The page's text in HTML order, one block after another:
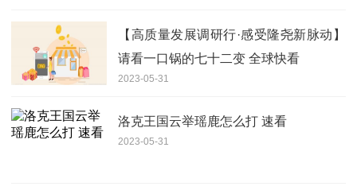
【高质量发展调研行·感受隆尧新脉动】
请看一口锅的七十二变 全球快看
2023-05-31
洛克王国云举瑶鹿怎么打 速看
2023-05-31